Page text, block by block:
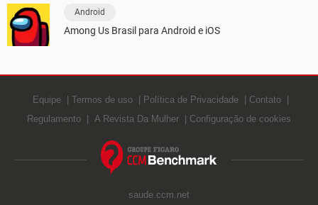
Android
Among Us Brasil para Android e iOS
Equipe Termos de uso Política de Privacidade
Contato
Regulamento
A Revista Da Mulher Configuração de cookies
saude.ccm.net